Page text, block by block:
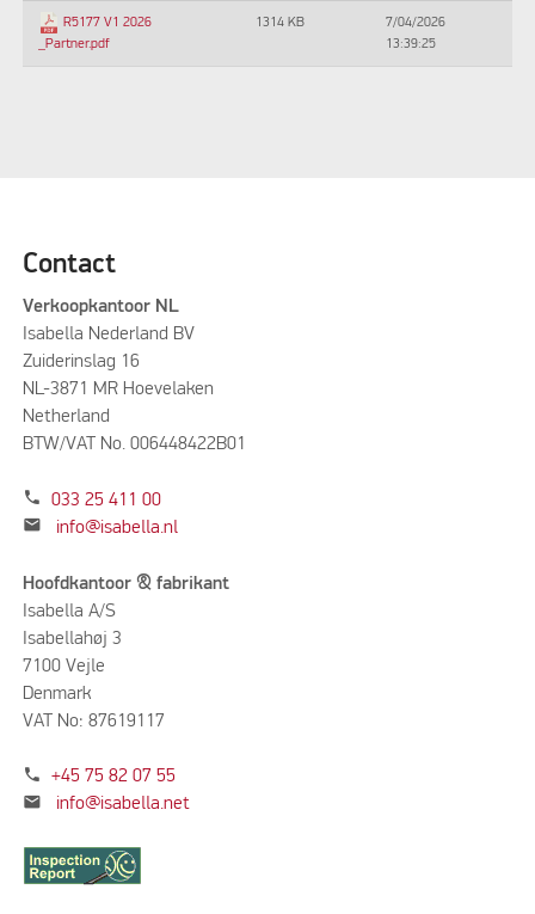
R5177 V1 2026
_Partner.pdf
1314 KB
7/04/2026
13:39:25
Contact
Verkoopkantoor NL
Isabella Nederland BV
Zuiderinslag 16
NL-3871 MR Hoevelaken
Netherland
BTW/VAT No. 006448422B01
phone 033 25 411 00
mail info@isabella.nl
Hoofdkantoor & fabrikant
Isabella A/S
Isabellahøj 3
7100 Vejle
Denmark
VAT No: 87619117
phone +45 75 82 07 55
mail info@isabella.net